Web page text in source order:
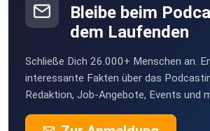
Bleibe beim
dem Laufenden
Schließe Dich 26.000+ Menschen an.
interessante Fakten über das
Redaktion, Job-Angebote, Events und